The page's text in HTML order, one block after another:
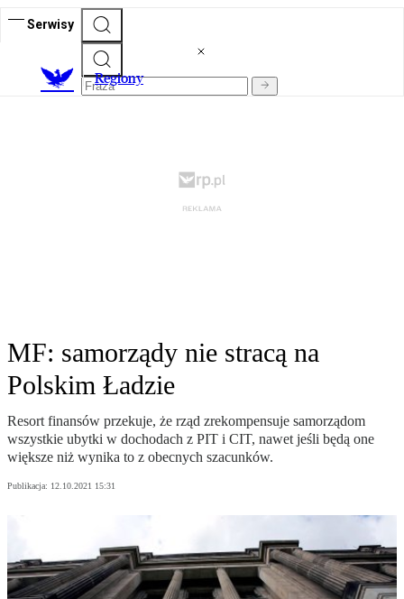
Serwisy
Regiony
MF: samorządy nie stracą na
Polskim Ładzie
Resort finansów przekuje, że rząd zrekompensuje samorządom
wszystkie ubytki w dochodach z PIT i CIT, nawet jeśli będą one
większe niż wynika to z obecnych szacunków.
Publikacja: 12.10.2021 15:31